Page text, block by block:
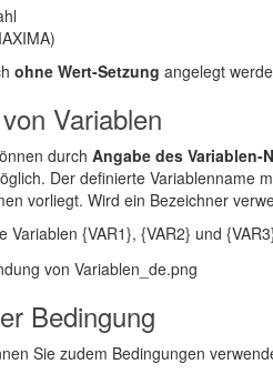
ohne Wert-Setzung angelegt
Variablen
durch Angabe des
Der definierte Variablenname
vorliegt. Wird ein Bezeichner
Variablen {VAR1}, {VAR2} und
Bedingung
Sie zudem Bedingungen